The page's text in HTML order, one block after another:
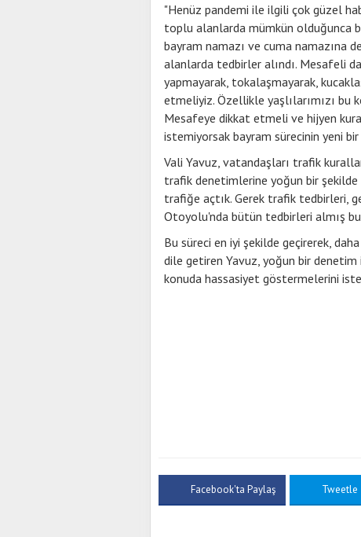
"Henüz pandemi ile ilgili çok güzel
toplu alanlarda mümkün olduğunca
bayram namazı ve cuma namazına
alanlarda tedbirler alındı. Mesafeli
yapmayarak, tokalaşmayarak,
etmeliyiz. Özellikle yaşlılarımızı bu
Mesafeye dikkat etmeli ve hijyen
istemiyorsak bayram sürecinin yeni
Vali Yavuz, vatandaşları trafik
trafik denetimlerine yoğun bir şekilde
trafiğe açtık. Gerek trafik tedbirleri,
Otoyolu'nda bütün tedbirleri almış
Bu süreci en iyi şekilde geçirerek,
dile getiren Yavuz, yoğun bir denetim
konuda hassasiyet göstermelerini
Facebook'ta Paylaş Tweetle